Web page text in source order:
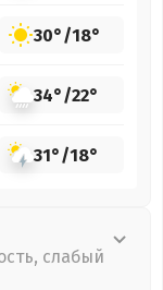
30°/18°
34°/22°
31°/18°
слабый